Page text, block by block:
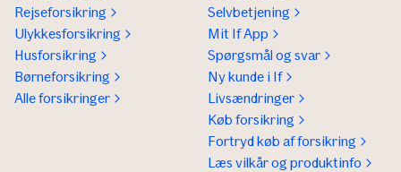
Rejseforsikring
Ulykkesforsikring
Husforsikring
Børneforsikring
Alle forsikringer
Selvbetjening
Mit If App
Spørgsmål og svar
Ny kunde i If
Livsændringer
Køb forsikring
Fortryd køb af forsikring
Læs vilkår og produktinfo